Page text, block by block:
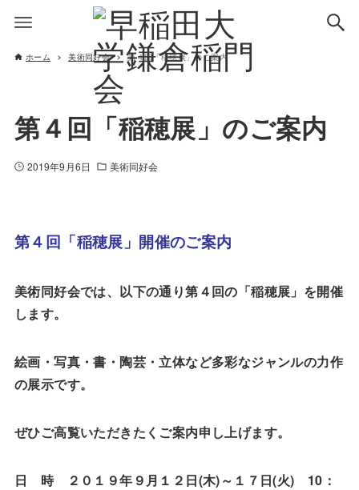
ホーム 美術同好会 第４回「稲穂展」のご案内
第４回「稲穂展」のご案内
2019年9月6日 美術同好会
第４回「稲穂展」開催のご案内
美術同好会では、以下の通り第４回の「稲穂展」を開催
します。
絵画・写真・書・陶芸・立体など多彩なジャンルの力作
の展示です。
ぜひご高覧いただきたくご案内申し上げます。
日 時 ２０１９年９月１２日(木)～１７日(火) 10：